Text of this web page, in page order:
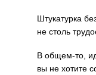
Штукатурка
не столь
В общем-то,
вы не хотите